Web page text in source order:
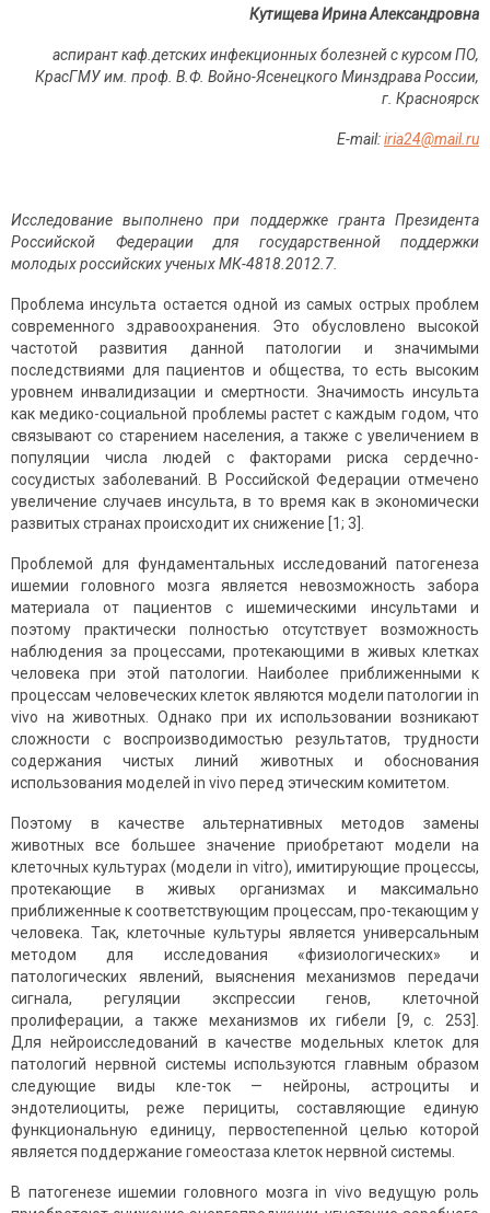
Кутищева Ирина Александровна
аспирант каф.детских инфекционных болезней с курсом ПО,
КрасГМУ им. проф. В.Ф. Войно-Ясенецкого Минздрава России,
г. Красноярск
Е-mail:iria24@mail.ru
Исследование выполнено при поддержке гранта Президента
Российской Федерации для государственной поддержки
молодых российских ученых МК-4818.2012.7.
Проблема инсульта остается одной из самых острых проблем
современного здравоохранения. Это обусловлено высокой
частотой развития данной патологии и значимыми
последствиями для пациентов и общества, то есть высоким
уровнем инвалидизации и смертности. Значимость инсульта
как медико-социальной проблемы растет с каждым годом, что
связывают со старением населения, а также с увеличением в
популяции числа людей с факторами риска сердечно-
сосудистых заболеваний. В Российской Федерации отмечено
увеличение случаев инсульта, в то время как в экономически
развитых странах происходит их снижение [1; 3].
Проблемой для фундаментальных исследований патогенеза
ишемии головного мозга является невозможность забора
материала от пациентов с ишемическими инсультами и
поэтому практически полностью отсутствует возможность
наблюдения за процессами, протекающими в живых клетках
человека при этой патологии. Наиболее приближенными к
процессам человеческих клеток являются модели патологии in
vivo на животных. Однако при их использовании возникают
сложности с воспроизводимостью результатов, трудности
содержания чистых линий животных и обоснования
использования моделей in vivo перед этическим комитетом.
Поэтому в качестве альтернативных методов замены
животных все большее значение приобретают модели на
клеточных культурах (модели in vitro), имитирующие процессы,
протекающие в живых организмах и максимально
приближенные к соответствующим процессам, про-текающим у
человека. Так, клеточные культуры является универсальным
методом для исследования «физиологических» и
патологических явлений, выяснения механизмов передачи
сигнала, регуляции экспрессии генов, клеточной
пролиферации, а также механизмов их гибели [9, с. 253].
Для нейроисследований в качестве модельных клеток для
патологий нервной системы используются главным образом
следующие виды кле-ток — нейроны, астроциты и
эндотелиоциты, реже перициты, составляющие единую
функциональную единицу, первостепенной целью которой
является поддержание гомеостаза клеток нервной системы.
В патогенезе ишемии головного мозга in vivo ведущую роль